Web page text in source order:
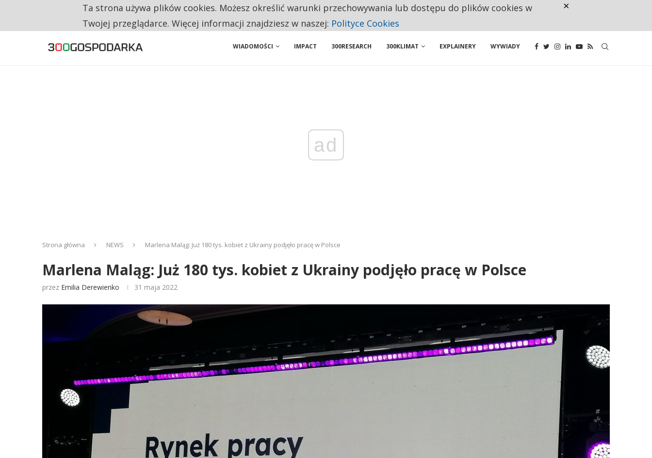
NA JEDEN WAKAT PRZYPADAJĄ 62 ZGŁOSZENIA. WIELU KANDYDATÓW NIE ROZPOCZYNA PRACY
WIADOMOŚCI IMPACT 300RESEARCH 300KLIMAT EXPLAINERY WYWIADY
ad
Strona główna NEWS Marlena Maląg: Już 180 tys. kobiet z Ukrainy podjęło pracę w Polsce
Marlena Maląg: Już 180 tys. kobiet z Ukrainy podjęło pracę w Polsce
przez Emilia Derewienko 31 maja 2022
Ta strona używa plików cookies. Możesz określić warunki przechowywania lub dostępu do plików cookies w
Twojej przeglądarce. Więcej informacji znajdziesz w naszej: Polityce Cookies
×